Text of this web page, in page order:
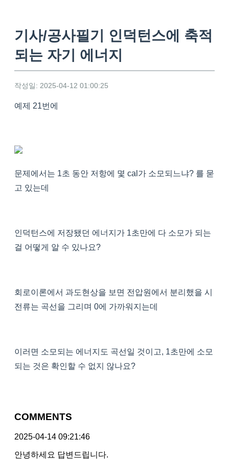
기사/공사필기 인덕턴스에 축적
되는 자기 에너지
작성일: 2025-04-12 01:00:25
예제 21번에
문제에서는 1초 동안 저항에 몇 cal가 소모되느냐? 를 묻
고 있는데
인덕턴스에 저장됐던 에너지가 1초만에 다 소모가 되는
걸 어떻게 알 수 있나요?
회로이론에서 과도현상을 보면 전압원에서 분리했을 시
전류는 곡선을 그리며 0에 가까워지는데
이러면 소모되는 에너지도 곡선일 것이고, 1초만에 소모
되는 것은 확인할 수 없지 않나요?
COMMENTS
2025-04-14 09:21:46
안녕하세요 답변드립니다.